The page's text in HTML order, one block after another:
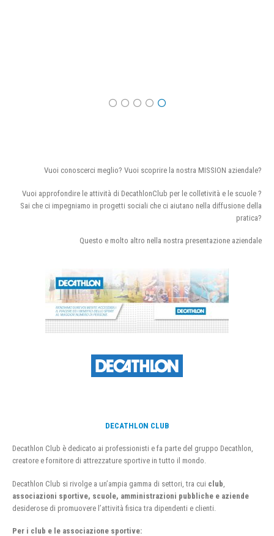
Vuoi conoscerci meglio? Vuoi scoprire la nostra MISSION aziendale?
Vuoi approfondire le attività di DecathlonClub per le colletività e le scuole ?
Sai che ci impegniamo in progetti sociali che ci aiutano nella diffusione della
pratica?
Questo e molto altro nella nostra presentazione aziendale
DECATHLON CLUB
Decathlon Club è dedicato ai professionisti e fa parte del gruppo Decathlon,
creatore e fornitore di attrezzature sportive in tutto il mondo.
Decathlon Club si rivolge a un’ampia gamma di settori, tra cui club
associazioni sportive, scuole, amministrazioni pubbliche e aziende
desiderose di promuovere l’attività fisica tra dipendenti e clienti.
Per i club e le associazione sportive: